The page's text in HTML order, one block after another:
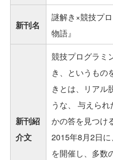
新刊名
謎解き×競技プ
物語』
新刊紹
介文
競技プログラミ
き、というもの
きとは、リアル
うな、 与えら
かの答を見つけ
2015年8月2日
を開催し、多数